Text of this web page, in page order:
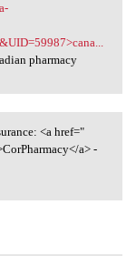
pharmacy
<a href="
a> -